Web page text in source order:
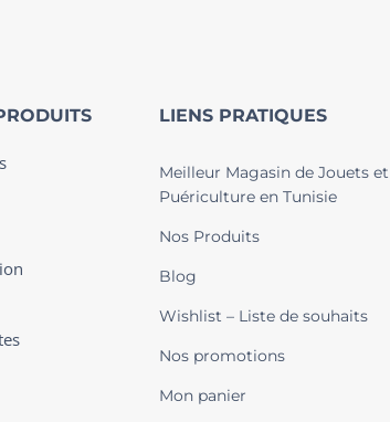
LIENS PRATIQUES
Meilleur Magasin de Jouets et
Puériculture en Tunisie
Nos Produits
Blog
Wishlist – Liste de souhaits
Nos promotions
Mon panier